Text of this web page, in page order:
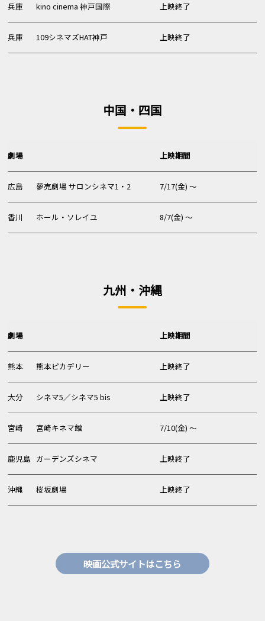
兵庫 kino cinema 神戸国際 上映終了
兵庫 109シネマズHAT神戸 上映終了
中国・四国
劇場 上映期間
広島 夢売劇場 サロンシネマ1・2 7/17(金) 〜
香川 ホール・ソレイユ 8/7(金) 〜
九州・沖縄
劇場 上映期間
熊本 熊本ピカデリー 上映終了
大分 シネマ5／シネマ5 bis 上映終了
宮崎 宮崎キネマ館 7/10(金) 〜
鹿児島 ガーデンズシネマ 上映終了
沖縄 桜坂劇場 上映終了
映画公式サイトはこちら